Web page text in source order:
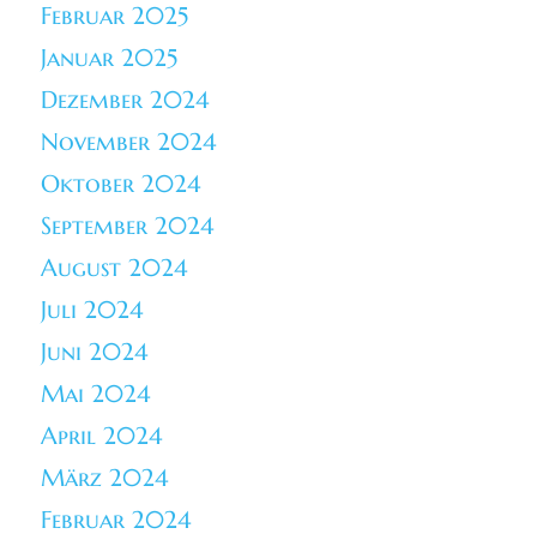
Februar 2025
Januar 2025
Dezember 2024
November 2024
Oktober 2024
September 2024
August 2024
Juli 2024
Juni 2024
Mai 2024
April 2024
März 2024
Februar 2024